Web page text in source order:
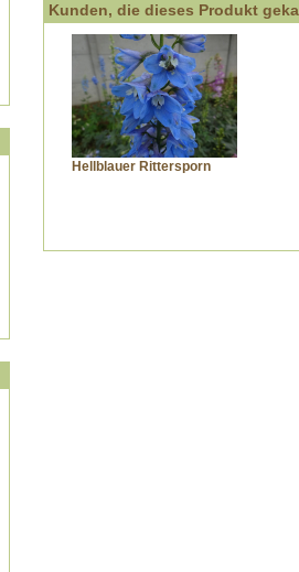
Kunden, die dieses Produkt
Hellblauer Rittersporn